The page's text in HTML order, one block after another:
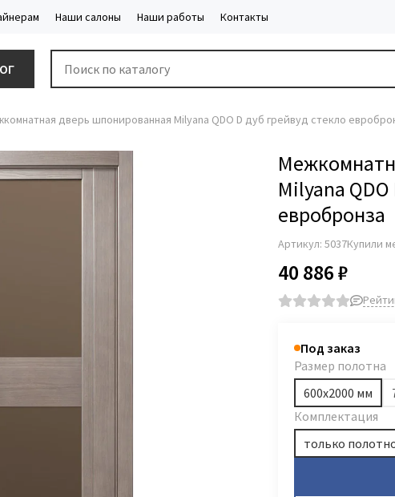
Наши салоны Наши работы Контакты
дверь шпонированная Milyana QDO D дуб грейвуд стекло
Milyana
евробронза
Артикул: 5037Купили
40 886 ₽
Под заказ
Размер полотна
600х2000 мм
Комплектация
только